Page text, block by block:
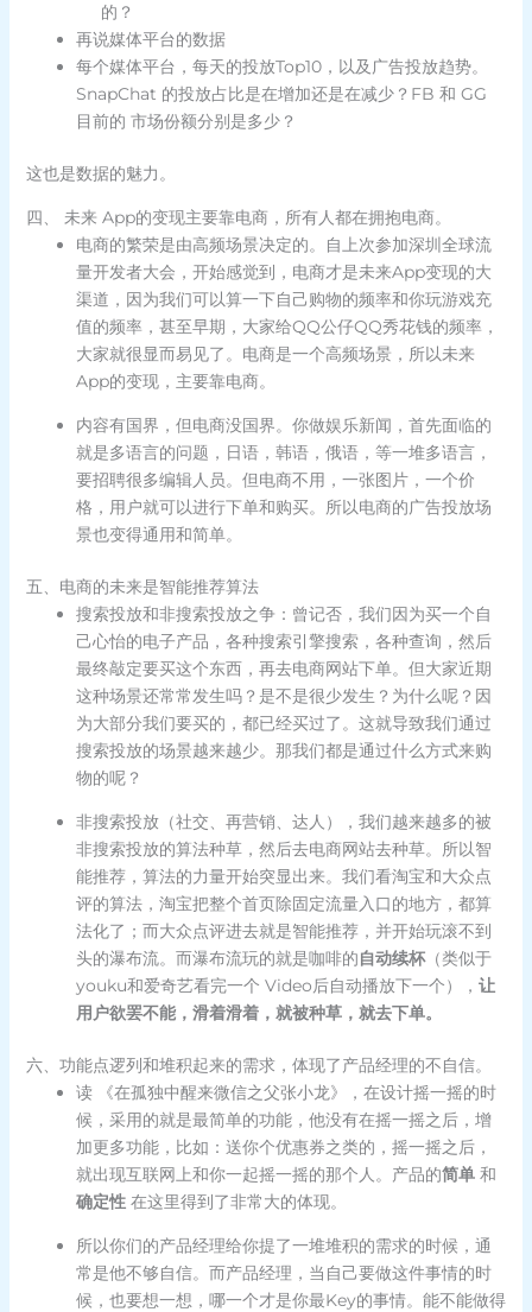
的？
再说媒体平台的数据
每个媒体平台，每天的投放Top10，以及广告投放趋势。
SnapChat 的投放占比是在增加还是在减少？FB 和 GG
目前的 市场份额分别是多少？
这也是数据的魅力。
四、 未来 App的变现主要靠电商，所有人都在拥抱电商。
电商的繁荣是由高频场景决定的。自上次参加深圳全球流
量开发者大会，开始感觉到，电商才是未来App变现的大
渠道，因为我们可以算一下自己购物的频率和你玩游戏充
值的频率，甚至早期，大家给QQ公仔QQ秀花钱的频率，
大家就很显而易见了。电商是一个高频场景，所以未来
App的变现，主要靠电商。
内容有国界，但电商没国界。你做娱乐新闻，首先面临的
就是多语言的问题，日语，韩语，俄语，等一堆多语言，
要招聘很多编辑人员。但电商不用，一张图片，一个价
格，用户就可以进行下单和购买。所以电商的广告投放场
景也变得通用和简单。
五、电商的未来是智能推荐算法
搜索投放和非搜索投放之争：曾记否，我们因为买一个自
己心怡的电子产品，各种搜索引擎搜索，各种查询，然后
最终敲定要买这个东西，再去电商网站下单。但大家近期
这种场景还常常发生吗？是不是很少发生？为什么呢？因
为大部分我们要买的，都已经买过了。这就导致我们通过
搜索投放的场景越来越少。那我们都是通过什么方式来购
物的呢？
非搜索投放（社交、再营销、达人），我们越来越多的被
非搜索投放的算法种草，然后去电商网站去种草。所以智
能推荐，算法的力量开始突显出来。我们看淘宝和大众点
评的算法，淘宝把整个首页除固定流量入口的地方，都算
法化了；而大众点评进去就是智能推荐，并开始玩滚不到
头的瀑布流。而瀑布流玩的就是咖啡的自动续杯（类似于
youku和爱奇艺看完一个 Video后自动播放下一个）， 让
用户欲罢不能，滑着滑着，就被种草，就去下单。
六、功能点逻列和堆积起来的需求，体现了产品经理的不自信。
读 《在孤独中醒来微信之父张小龙》，在设计摇一摇的时
候，采用的就是最简单的功能，他没有在摇一摇之后，增
加更多功能，比如：送你个优惠券之类的，摇一摇之后，
就出现互联网上和你一起摇一摇的那个人。产品的简单和
确定性在这里得到了非常大的体现。
所以你们的产品经理给你提了一堆堆积的需求的时候，通
常是他不够自信。而产品经理，当自己要做这件事情的时
候，也要想一想，哪一个才是你最Key的事情。能不能做得